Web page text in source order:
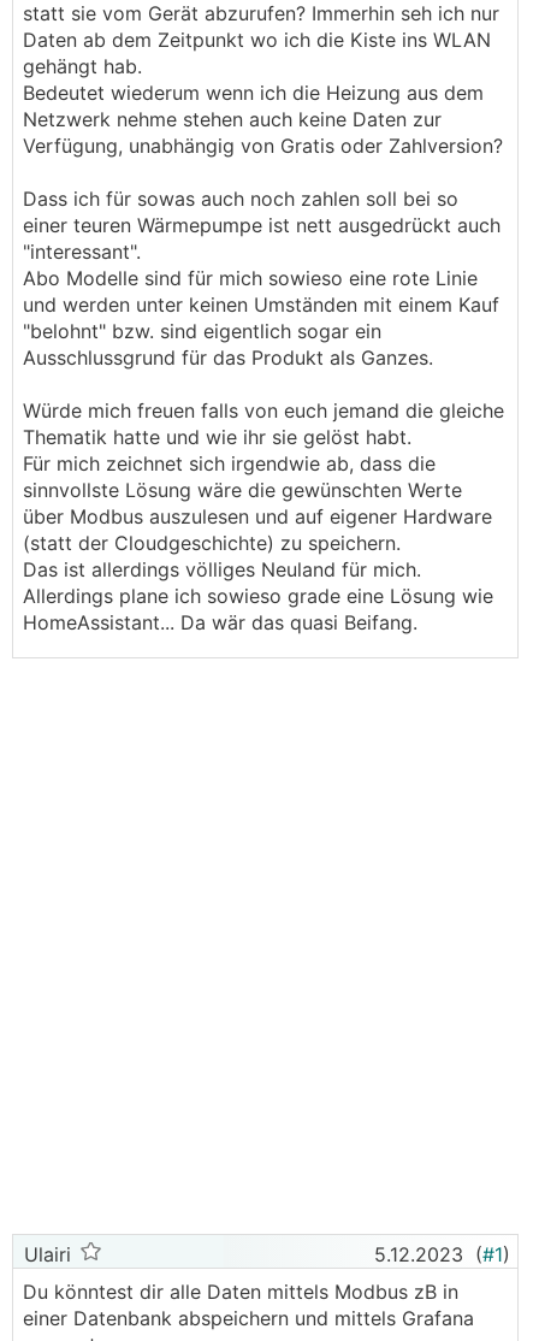
statt sie vom Gerät abzurufen? Immerhin seh ich nur
Daten ab dem Zeitpunkt wo ich die Kiste ins WLAN
gehängt hab.
Bedeutet wiederum wenn ich die Heizung aus dem
Netzwerk nehme stehen auch keine Daten zur
Verfügung, unabhängig von Gratis oder Zahlversion?
Dass ich für sowas auch noch zahlen soll bei so
einer teuren Wärmepumpe ist nett ausgedrückt auch
"interessant".
Abo Modelle sind für mich sowieso eine rote Linie
und werden unter keinen Umständen mit einem Kauf
"belohnt" bzw. sind eigentlich sogar ein
Ausschlussgrund für das Produkt als Ganzes.
Würde mich freuen falls von euch jemand die gleiche
Thematik hatte und wie ihr sie gelöst habt.
Für mich zeichnet sich irgendwie ab, dass die
sinnvollste Lösung wäre die gewünschten Werte
über Modbus auszulesen und auf eigener Hardware
(statt der Cloudgeschichte) zu speichern.
Das ist allerdings völliges Neuland für mich.
Allerdings plane ich sowieso grade eine Lösung wie
HomeAssistant... Da wär das quasi Beifang.
Ulairi 5.12.2023 (#1)
Du könntest dir alle Daten mittels Modbus zB in
einer Datenbank abspeichern und mittels Grafana